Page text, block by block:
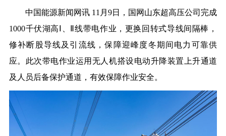
中国能源新闻网讯 11月9日，国网山东超高压公司完成
1000千伏湖高Ⅰ、Ⅱ线带电作业，更换回转式导线间隔棒，
修补断股导线及引流线，保障迎峰度冬期间电力可靠供
应。此次带电作业运用无人机搭设电动升降装置上升通道
及人员后备保护通道，有效保障作业安全。